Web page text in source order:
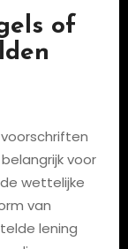
of
voor
wettelijke
van
lening